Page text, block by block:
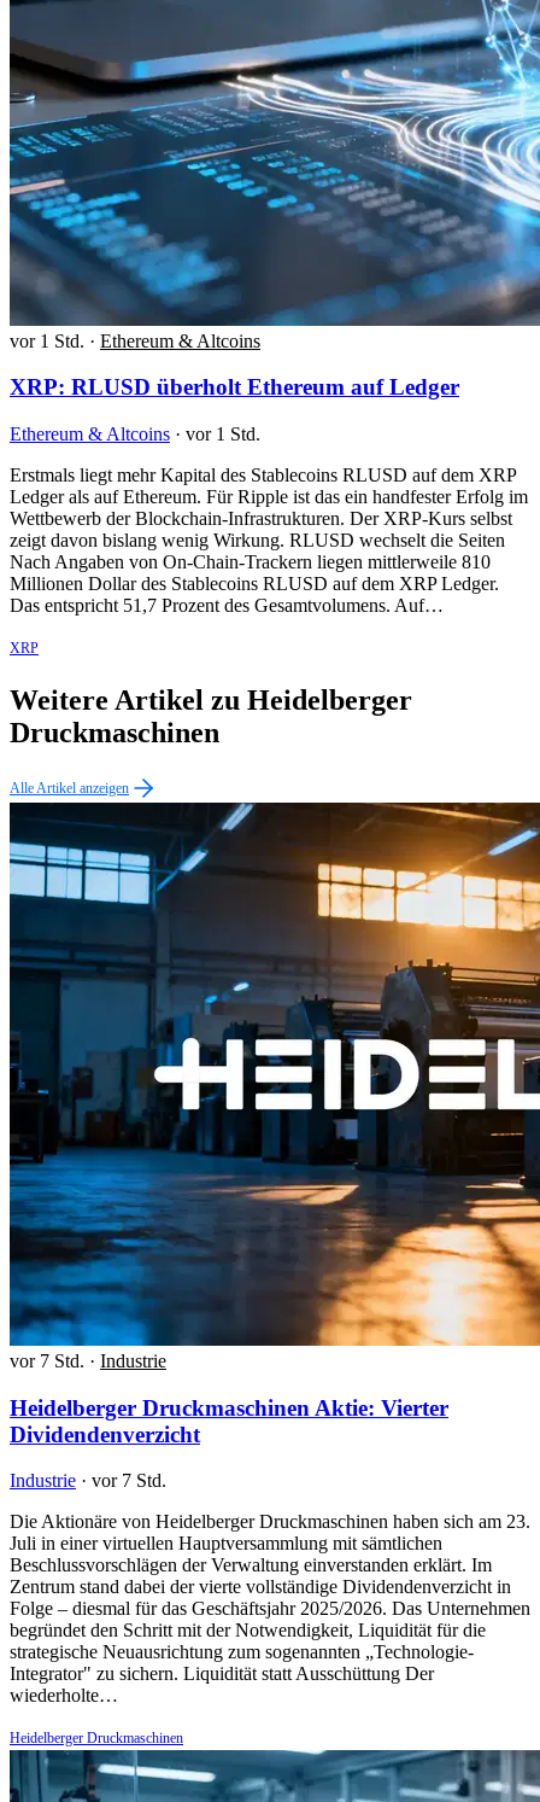
vor 1 Std. · Ethereum & Altcoins
XRP: RLUSD überholt Ethereum auf Ledger
Ethereum & Altcoins · vor 1 Std.
Erstmals liegt mehr Kapital des Stablecoins RLUSD auf dem XRP
Ledger als auf Ethereum. Für Ripple ist das ein handfester Erfolg im
Wettbewerb der Blockchain-Infrastrukturen. Der XRP-Kurs selbst
zeigt davon bislang wenig Wirkung. RLUSD wechselt die Seiten
Nach Angaben von On-Chain-Trackern liegen mittlerweile 810
Millionen Dollar des Stablecoins RLUSD auf dem XRP Ledger.
Das entspricht 51,7 Prozent des Gesamtvolumens. Auf…
XRP
Weitere Artikel zu Heidelberger
Druckmaschinen
Alle Artikel anzeigen
vor 7 Std. · Industrie
Heidelberger Druckmaschinen Aktie: Vierter
Dividendenverzicht
Industrie · vor 7 Std.
Die Aktionäre von Heidelberger Druckmaschinen haben sich am 23.
Juli in einer virtuellen Hauptversammlung mit sämtlichen
Beschlussvorschlägen der Verwaltung einverstanden erklärt. Im
Zentrum stand dabei der vierte vollständige Dividendenverzicht in
Folge – diesmal für das Geschäftsjahr 2025/2026. Das Unternehmen
begründet den Schritt mit der Notwendigkeit, Liquidität für die
strategische Neuausrichtung zum sogenannten „Technologie-
Integrator" zu sichern. Liquidität statt Ausschüttung Der
wiederholte…
Heidelberger Druckmaschinen